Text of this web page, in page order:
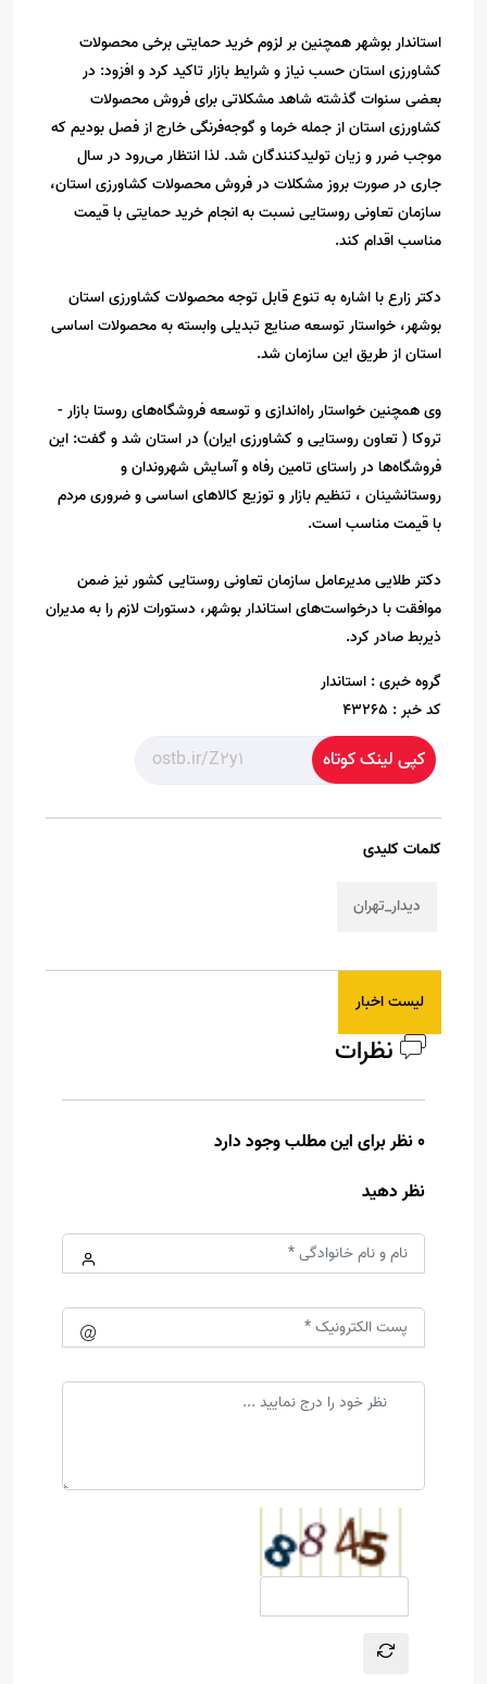
استاندار بوشهر همچنین بر لزوم خرید حمایتی برخی محصولات
کشاورزی استان حسب نیاز و شرایط بازار تاکید کرد و افزود: در
بعضی سنوات گذشته شاهد مشکلاتی برای فروش محصولات
کشاورزی استان از جمله خرما و گوجه‌فرنگی خارج از فصل بودیم که
موجب ضرر و زیان تولیدکنندگان شد. لذا انتظار می‌رود در سال
جاری در صورت بروز مشکلات در فروش محصولات کشاورزی استان،
سازمان تعاونی روستایی نسبت به انجام خرید حمایتی با قیمت
مناسب اقدام کند.
دکتر زارع با اشاره به تنوع قابل توجه محصولات کشاورزی استان
بوشهر، خواستار توسعه صنایع تبدیلی وابسته به محصولات اساسی
استان از طریق این سازمان شد.
وی همچنین خواستار راه‌اندازی و توسعه فروشگاه‌های روستا بازار -
تروکا ( تعاون روستایی و کشاورزی ایران) در استان شد و گفت: این
فروشگاه‌ها در راستای تامین رفاه و آسایش شهروندان و
روستانشینان ، تنظیم بازار و توزیع کالاهای اساسی و ضروری مردم
با قیمت مناسب است.
دکتر طلایی مدیرعامل سازمان تعاونی روستایی کشور نیز ضمن
موافقت با درخواست‌های استاندار بوشهر، دستورات لازم را به مدیران
ذیربط صادر کرد.
گروه خبری : استاندار
کد خبر : 43265
کپی لینک کوتاه
کلمات کلیدی
دیدار_تهران
لیست اخبار
نظرات
0 نظر برای این مطلب وجود دارد
نظر دهید